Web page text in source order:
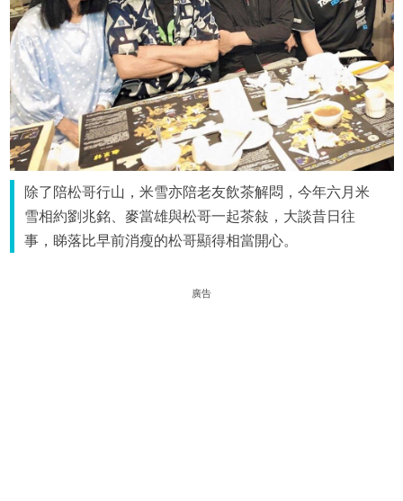
除了陪松哥行山，米雪亦陪老友飲茶解悶，今年六月米
雪相約劉兆銘、麥當雄與松哥一起茶敍，大談昔日往
事，睇落比早前消瘦的松哥顯得相當開心。
廣告